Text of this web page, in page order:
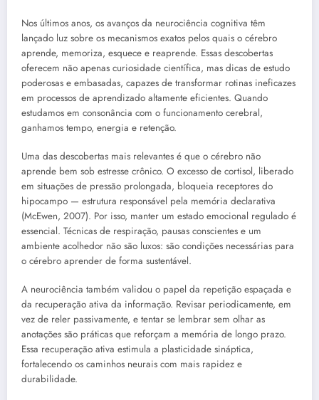
Nos últimos anos, os avanços da neurociência cognitiva têm
lançado luz sobre os mecanismos exatos pelos quais o cérebro
aprende, memoriza, esquece e reaprende. Essas descobertas
oferecem não apenas curiosidade científica, mas dicas de estudo
poderosas e embasadas, capazes de transformar rotinas ineficazes
em processos de aprendizado altamente eficientes. Quando
estudamos em consonância com o funcionamento cerebral,
ganhamos tempo, energia e retenção.
Uma das descobertas mais relevantes é que o cérebro não
aprende bem sob estresse crônico. O excesso de cortisol, liberado
em situações de pressão prolongada, bloqueia receptores do
hipocampo — estrutura responsável pela memória declarativa
(McEwen, 2007). Por isso, manter um estado emocional regulado é
essencial. Técnicas de respiração, pausas conscientes e um
ambiente acolhedor não são luxos: são condições necessárias para
o cérebro aprender de forma sustentável.
A neurociência também validou o papel da repetição espaçada e
da recuperação ativa da informação. Revisar periodicamente, em
vez de reler passivamente, e tentar se lembrar sem olhar as
anotações são práticas que reforçam a memória de longo prazo.
Essa recuperação ativa estimula a plasticidade sináptica,
fortalecendo os caminhos neurais com mais rapidez e
durabilidade.